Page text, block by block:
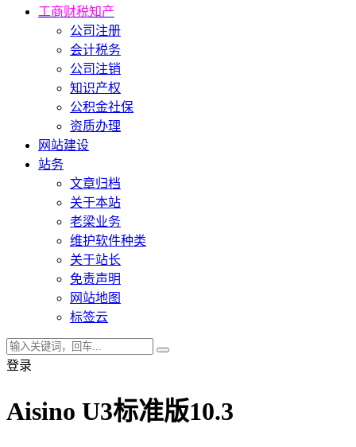
工商财税知产
公司注册
会计税务
公司注销
知识产权
公积金社保
资质办理
网站建设
站务
文章归档
关于本站
老梁业务
维护软件种类
关于站长
免责声明
网站地图
标签云
登录
Aisino U3标准版10.3